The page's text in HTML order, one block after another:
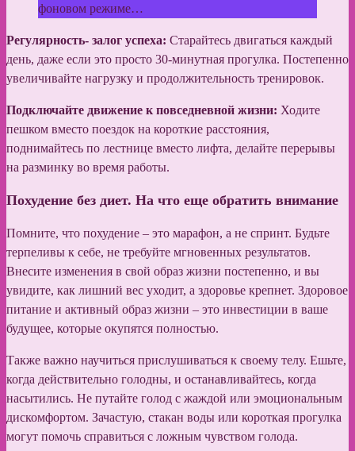
фоновом режиме…
Регулярность- залог успеха: Старайтесь двигаться каждый
день, даже если это просто 30-минутная прогулка. Постепенно
увеличивайте нагрузку и продолжительность тренировок.
Подключайте движение к повседневной жизни: Ходите
пешком вместо поездок на короткие расстояния,
поднимайтесь по лестнице вместо лифта, делайте перерывы
на разминку во время работы.
Похудение без диет. На что еще обратить внимание
Помните, что похудение – это марафон, а не спринт. Будьте
терпеливы к себе, не требуйте мгновенных результатов.
Внесите изменения в свой образ жизни постепенно, и вы
увидите, как лишний вес уходит, а здоровье крепнет. Здоровое
питание и активный образ жизни – это инвестиции в ваше
будущее, которые окупятся полностью.
Также важно научиться прислушиваться к своему телу. Ешьте,
когда действительно голодны, и останавливайтесь, когда
насытились. Не путайте голод с жаждой или эмоциональным
дискомфортом. Зачастую, стакан воды или короткая прогулка
могут помочь справиться с ложным чувством голода.